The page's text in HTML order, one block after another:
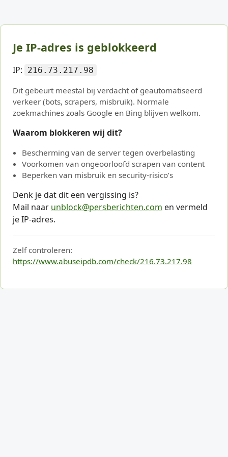
Je IP-adres is geblokkeerd
IP: 216.73.217.98
Dit gebeurt meestal bij verdacht of geautomatiseerd
verkeer (bots, scrapers, misbruik). Normale
zoekmachines zoals Google en Bing blijven welkom.
Waarom blokkeren wij dit?
Bescherming van de server tegen overbelasting
Voorkomen van ongeoorloofd scrapen van content
Beperken van misbruik en security-risico’s
Denk je dat dit een vergissing is?
Mail naar unblock@persberichten.com en vermeld
je IP-adres.
Zelf controleren:
https://www.abuseipdb.com/check/216.73.217.98